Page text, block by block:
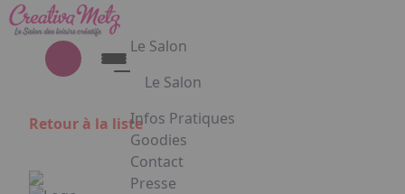
Aller au contenu principal
Le Salon
Le Salon
Découvrez le Salon Creativa
Découvrez le Salon Gourmet - Chocolat
Creativa et Gourmet Chocolat en
images
Infos Pratiques
Goodies
Contact
Presse
Retour à la liste
Panneau de gestion des cookies